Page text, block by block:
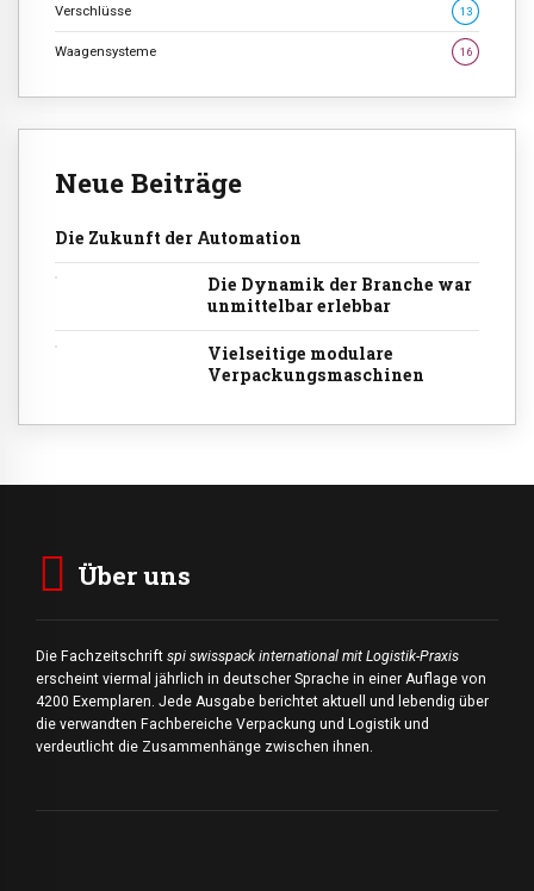
Verschlüsse 13
Waagensysteme 16
Neue Beiträge
Die Zukunft der Automation
Die Dynamik der Branche war
unmittelbar erlebbar
Vielseitige modulare
Verpackungsmaschinen
Über uns
Die Fachzeitschrift spi swisspack international mit Logistik-Praxis
erscheint viermal jährlich in deutscher Sprache in einer Auflage von
4200 Exemplaren. Jede Ausgabe berichtet aktuell und lebendig über
die verwandten Fachbereiche Verpackung und Logistik und
verdeutlicht die Zusammenhänge zwischen ihnen.